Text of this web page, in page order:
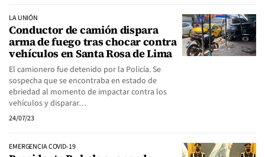
LA UNIÓN
Conductor de camión dispara
arma de fuego tras chocar contra
vehículos en Santa Rosa de Lima
El camionero fue detenido por la Policía. Se
sospecha que se encontraba en estado de
ebriedad al momento de impactar contra los
vehículos y disparar…
24/07/23
EMERGENCIA COVID-19